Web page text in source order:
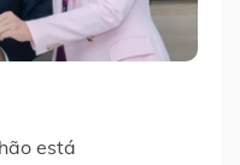
está